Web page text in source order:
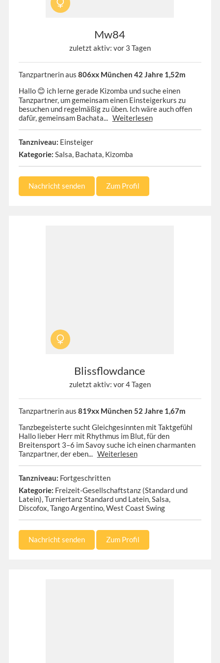
Mw84
zuletzt aktiv: vor 3 Tagen
Tanzpartnerin aus 806xx München 42 Jahre 1,52m
Hallo 😊 ich lerne gerade Kizomba und suche einen
Tanzpartner, um gemeinsam einen Einsteigerkurs zu
besuchen und regelmäßig zu üben. Ich wäre auch offen
dafür, gemeinsam Bachata... Weiterlesen
Tanzniveau: Einsteiger
Kategorie: Salsa, Bachata, Kizomba
Nachricht senden Zum Profil
Blissflowdance
zuletzt aktiv: vor 4 Tagen
Tanzpartnerin aus 819xx München 52 Jahre 1,67m
Tanzbegeisterte sucht Gleichgesinnten mit Taktgefühl
Hallo lieber Herr mit Rhythmus im Blut, für den
Breitensport 3–6 im Savoy suche ich einen charmanten
Tanzpartner, der eben... Weiterlesen
Tanzniveau: Fortgeschritten
Kategorie: Freizeit-Gesellschaftstanz (Standard und
Latein), Turniertanz Standard und Latein, Salsa,
Discofox, Tango Argentino, West Coast Swing
Nachricht senden Zum Profil